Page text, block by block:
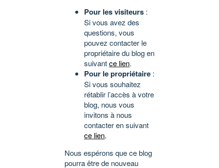
Pour les visiteurs :
Si vous avez des
questions, vous
pouvez contacter le
propriétaire du blog en
suivantce lien.
Pour le propriétaire :
Si vous souhaitez
rétablir l’accès à votre
blog, nous vous
invitons à nous
contacter en suivant
ce lien.
Nous espérons que ce blog
pourra être de nouveau